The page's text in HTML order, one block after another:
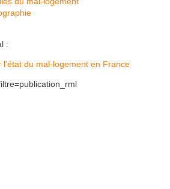
:
du mal-logement en France